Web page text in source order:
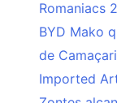
Romaniacs
BYD Mako
de Camaçari
Imported